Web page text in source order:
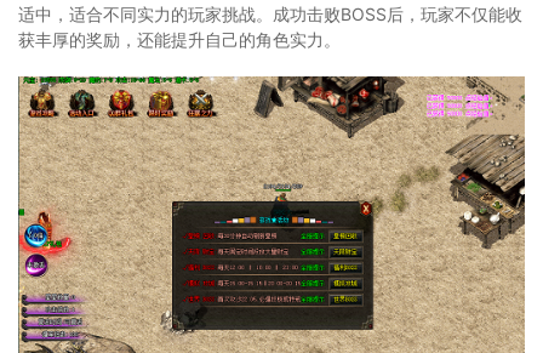
适中，适合不同实力的玩家挑战。成功击败BOSS后，玩家不仅能收
获丰厚的奖励，还能提升自己的角色实力。